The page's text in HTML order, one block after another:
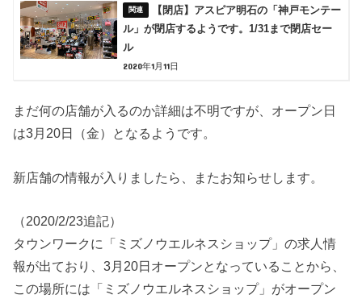
【閉店】アスピア明石の「神戸モンテー
ル」が閉店するようです。1/31まで閉店セー
ル
2020年1月11日
まだ何の店舗が入るのか詳細は不明ですが、オープン日
は3月20日（金）となるようです。
新店舗の情報が入りましたら、またお知らせします。
（2020/2/23追記）
タウンワークに「ミズノウエルネスショップ」の求人情
報が出ており、3月20日オープンとなっていることから、
この場所には「ミズノウエルネスショップ」がオープン